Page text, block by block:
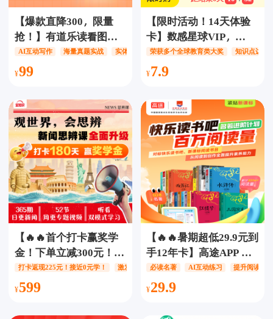
【爆款直降300，限量
抢！】有道乐读看图写
话+赠3本实体练习册，
解锁60节趣味互动课
训，AI互动教学×海量真
题实战×实体教辅三合
一，让孩子爱上学写
作，语文基础稳固提
升！
AI互动写作 海量真题实战 实体教辅三合一
99
【🔥🔥首个打卡赢奖学
金！下单立减300元！】
全知识新闻思辨课【1年
卡】，押题+AI思辨+作
大事件，提升孩子新闻
打卡返现225元！接近0元学！ 激发好奇心和探索欲 提升批判性思维
599
【限时活动！14天体验
卡】数感星球VIP，
5000+趣味同步练习、
1300+数学游戏，3-10岁
练，无痛提高计算能
力，PK模式、亲子互动
等多种方式，监督引导
孩子快速提高！
荣获多个全球教育类大奖 知识点边玩
7.9
【🔥🔥暑期超低29.9元到
手12年卡】高途APP 百
万阅读会员【12年卡】
【不含实物】，60本必
300w+字、50门拓展课
必读名著 AI互动练习 提升阅读写
29.9